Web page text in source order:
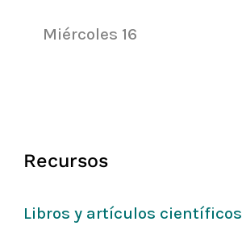
Miércoles 16
Recursos
Libros y artículos científicos